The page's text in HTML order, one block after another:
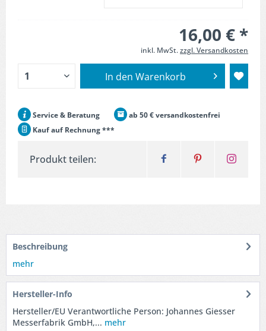
16,00 € *
inkl. MwSt.zzgl. Versandkosten
In den Warenkorb
Service & Beratung
ab 50 € versandkostenfrei
Kauf auf Rechnung ***
Produkt teilen:
Beschreibung
mehr
Hersteller-Info
Hersteller/EU Verantwortliche Person: Johannes Giesser
Messerfabrik GmbH,... mehr